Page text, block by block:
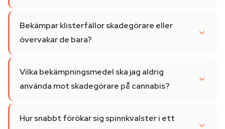
Bekämpar klisterfällor skadegörare eller
övervakar de bara?
Vilka bekämpningsmedel ska jag aldrig
använda mot skadegörare på cannabis?
Hur snabbt förökar sig spinnkvalster i ett